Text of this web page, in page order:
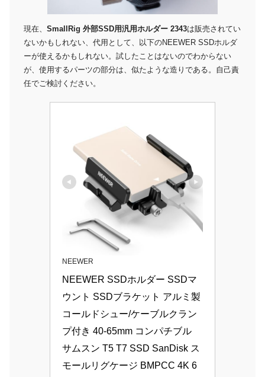
現在、 SmallRig 外部SSD用汎用ホルダー 2343は販売されてい
ないかもしれない、代用として、以下のNEEWER SSDホルダ
ーが使えるかもしれない。試したことはないのでわからない
が、使用するパーツの部分は、似たような造りである。自己責
任でご検討ください。
NEEWER
NEEWER SSDホルダー SSDマ
ウント SSDブラケット アルミ製
コールドシュー/ケーブルクラン
プ付き 40-65mm コンパチブル
サムスン T5 T7 SSD SanDisk ス
モールリグケージ BMPCC 4K 6